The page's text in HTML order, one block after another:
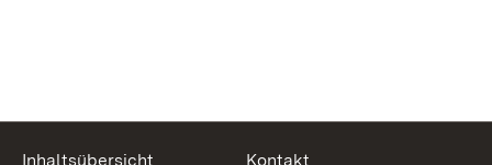
Inhaltsübersicht
Kontakt